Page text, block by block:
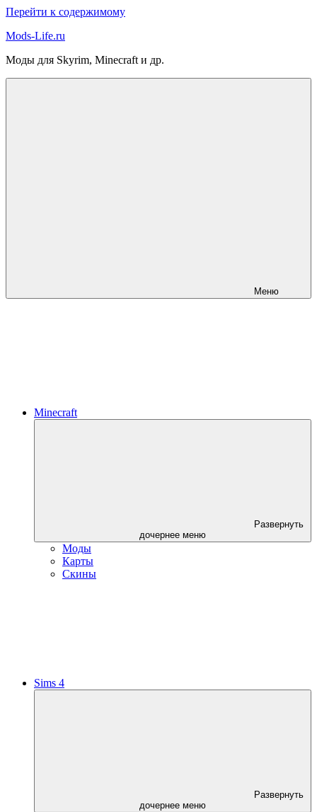
Перейти к содержимому
Mods-Life.ru
Моды для Skyrim, Minecraft и др.
Меню
Minecraft
Развернуть
дочернее меню
Моды
Карты
Скины
Sims 4
Развернуть
дочернее меню